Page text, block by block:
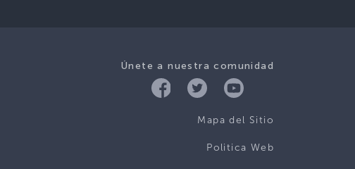
Únete a nuestra comunidad
Mapa del Sitio
Politica Web